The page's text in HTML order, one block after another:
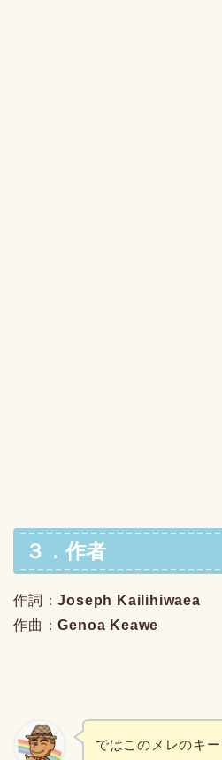
３．作者
作詞：Joseph Kailihiwaea
作曲：Genoa Keawe
ではこのメレのキ